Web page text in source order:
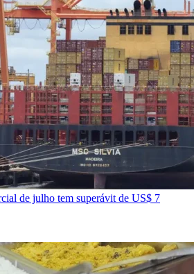
de julho tem superávit de US$ 7